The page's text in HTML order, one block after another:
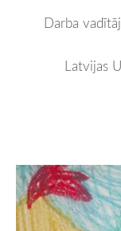
Darba
Latvijas